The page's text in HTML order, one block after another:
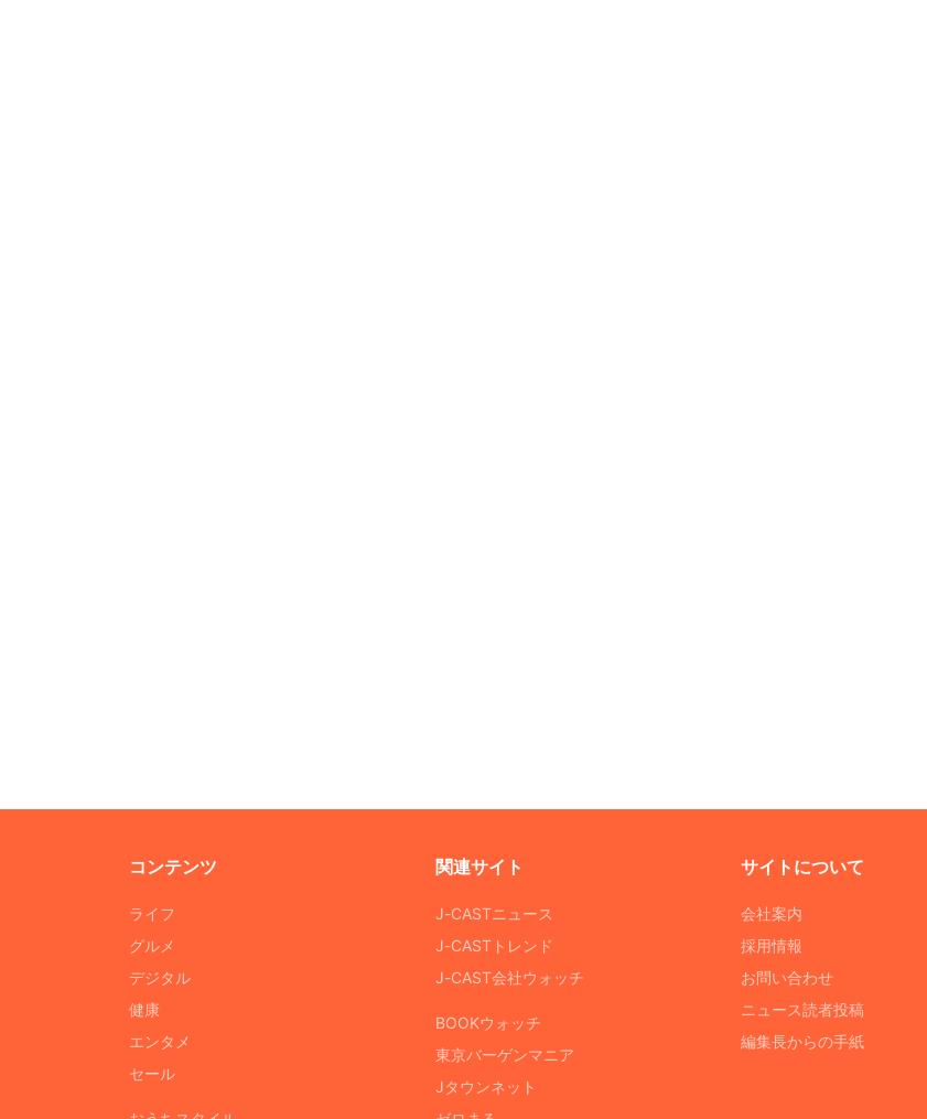
コンテンツ
ライフ
グルメ
デジタル
健康
エンタメ
セール
関連サイト
J-CASTニュース
J-CASTトレンド
J-CAST会社ウォッチ
BOOKウォッチ
東京バーゲンマニア
Jタウンネット
サイトについて
会社案内
採用情報
お問い合わせ
ニュース読者投稿
編集長からの手紙